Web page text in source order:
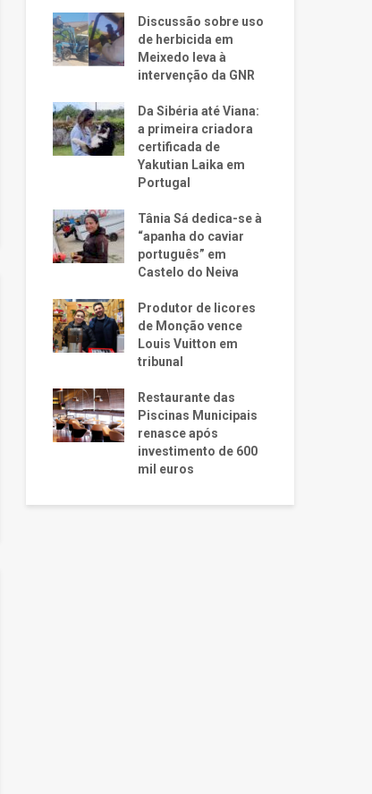
Discussão sobre uso
de herbicida em
Meixedo leva à
intervenção da GNR
Da Sibéria até Viana:
a primeira criadora
certificada de
Yakutian Laika em
Portugal
Tânia Sá dedica-se à
“apanha do caviar
português” em
Castelo do Neiva
Produtor de licores
de Monção vence
Louis Vuitton em
tribunal
Restaurante das
Piscinas Municipais
renasce após
investimento de 600
mil euros